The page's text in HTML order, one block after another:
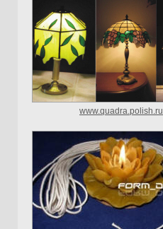
www.quadra.polish.ru